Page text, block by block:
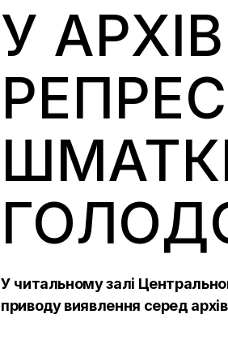
У
У читальному залі
приводу виявлення серед